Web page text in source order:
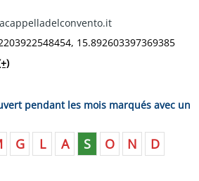
15.892603397369385
pendant les mois marqués avec un
G L A S O N D